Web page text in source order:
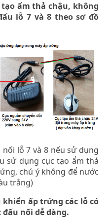
ẩm thả chậu, không
lỗ 7 và 8 theo sơ đồ
lỗ 7 và 8 nếu sử dụng
sử dụng cục tạo ẩm thả
chú ý không để nước
trắng)
ấp trứng các lỗ có
nối dễ dàng.